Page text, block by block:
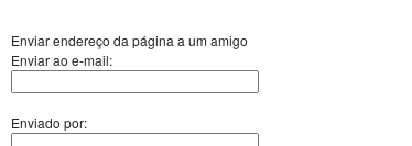
Enviar endereço da página a um amigo
Enviar ao e-mail:
Enviado por: